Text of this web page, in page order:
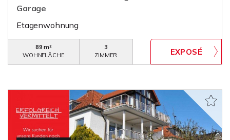
Garage
Etagenwohnung
89 m²
WOHNFLÄCHE
3
ZIMMER